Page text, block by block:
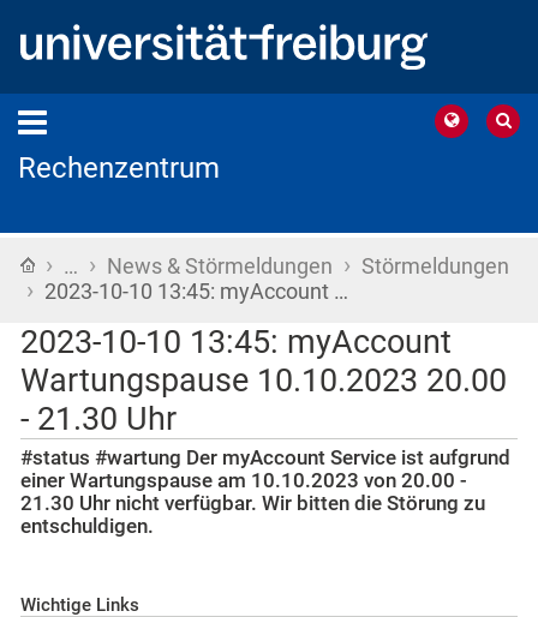
Rechenzentrum
Startseite
› … › News & Störmeldungen › Störmeldungen
› 2023-10-10 13:45: myAccount …
2023-10-10 13:45: myAccount
Wartungspause 10.10.2023 20.00
- 21.30 Uhr
#status #wartung Der myAccount Service ist aufgrund
einer Wartungspause am 10.10.2023 von 20.00 -
21.30 Uhr nicht verfügbar. Wir bitten die Störung zu
entschuldigen.
Wichtige Links